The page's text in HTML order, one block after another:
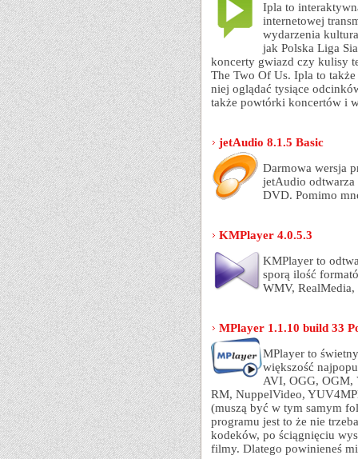
Ipla to
internetowej
wydarzenia
jak Polska Liga
koncerty gwiazd czy kulisy
The Two Of Us. Ipla to
niej oglądać tysiące
także powtórki koncertów i
jetAudio 8.1.5 Basic
Darmowa wersja
jetAudio
DVD. Pomimo
KMPlayer 4.0.5.3
KMPlayer to
sporą ilość
WMV,
MPlayer 1.1.10 build 33
MPlayer to
większość
AVI, OGG, OGM,
RM, NuppelVideo,
(muszą być w tym samym
programu jest to że nie
kodeków, po ściągnięciu
filmy. Dlatego powinieneś